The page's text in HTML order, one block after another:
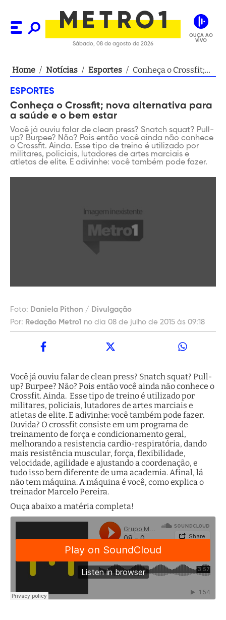
Sábado, 08 de agosto de 2026
OUÇA AO
VIVO
Home / Notícias / Esportes / Conheça o Crossfit;
ESPORTES
Conheça o Crossfit; nova alternativa para
a saúde e o bem estar
Você já ouviu falar de clean press? Snatch squat? Pull-
up? Burpee? Não? Pois então você ainda não conhece
o Crossfit. Ainda. Esse tipo de treino é utilizado por
militares, policiais, lutadores de artes marciais e
atletas de elite. E adivinhe: você também pode fazer.
Foto: Daniela Pithon / Divulgação
Por: Redação Metro1 no dia 08 de julho de 2015 às 09:18
Você já ouviu falar de clean press? Snatch squat? Pull-
up? Burpee? Não? Pois então você ainda não conhece o
Crossfit. Ainda. Esse tipo de treino é utilizado por
militares, policiais, lutadores de artes marciais e
atletas de elite. E adivinhe: você também pode fazer.
Duvida? O crossfit consiste em um programa de
treinamento de força e condicionamento geral,
melhorando a resistencia cardio-respiratória, dando
mais resistência muscular, força, flexibilidade,
velocidade, agilidade e ajustando a coordenação, e
tudo isso bem diferente de uma academia. Afinal, lá
não tem máquina. A máquina é você, como explica o
treinador Marcelo Pereira.
Ouça abaixo a matéria completa!